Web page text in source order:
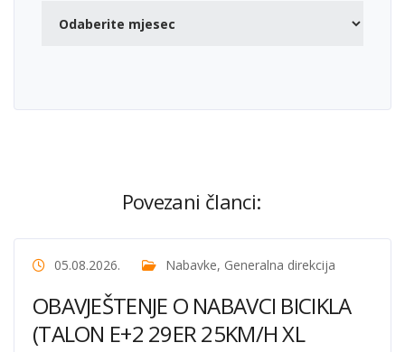
Povezani članci:
05.08.2026. Nabavke, Generalna direkcija
OBAVJEŠTENJE O NABAVCI BICIKLA
(TALON E+2 29ER 25KM/H XL